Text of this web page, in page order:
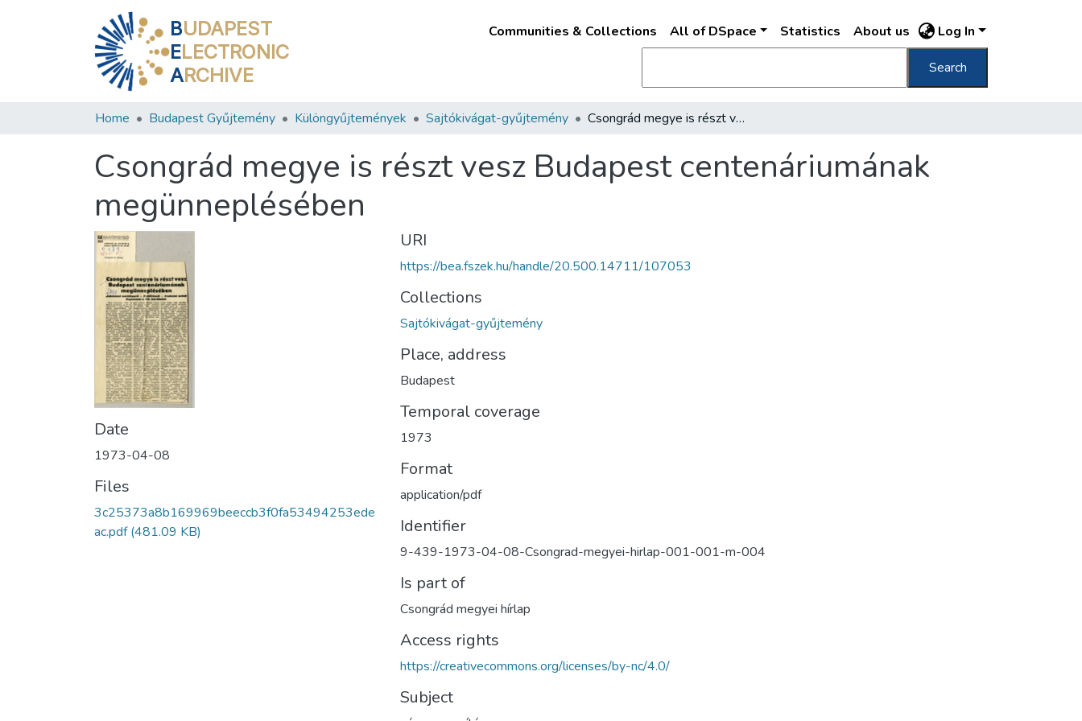
BUDAPEST
ELECTRONIC
ARCHIVE
Communities & Collections All of DSpace Statistics About us Log In
Search
Home Budapest Gyűjtemény Különgyűjtemények Sajtókivágat-gyűjtemény Csongrád megye is részt vesz Budapest centenáriumának megünneplésében
Csongrád megye is részt vesz Budapest centenáriumának
megünneplésében
Date
1973-04-08
Files
3c25373a8b169969beeccb3f0fa53494253ede
ac.pdf(481.09 KB)
URI
https://bea.fszek.hu/handle/20.500.14711/107053
Collections
Sajtókivágat-gyűjtemény
Place, address
Budapest
Temporal coverage
1973
Format
application/pdf
Identifier
9-439-1973-04-08-Csongrad-megyei-hirlap-001-001-m-004
Is part of
Csongrád megyei hírlap
Access rights
https://creativecommons.org/licenses/by-nc/4.0/
Subject